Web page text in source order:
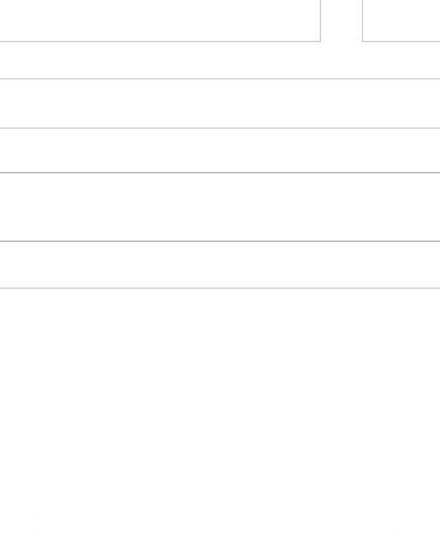
Schulvortrag